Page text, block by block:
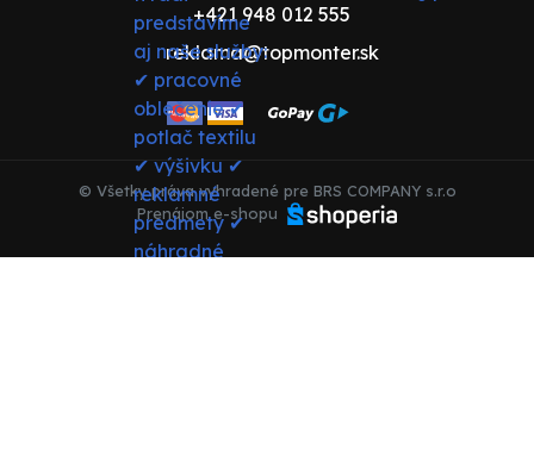
+421 948 012 555
reklama@topmonter.sk
© Všetky práva vyhradené pre BRS COMPANY s.r.o
Prenájom e-shopu